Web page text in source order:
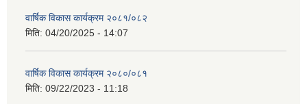
वार्षिक विकास कार्यक्रम २०८१/०८२
मिति: 04/20/2025 - 14:07
वार्षिक विकास कार्यक्रम २०८०/०८१
मिति: 09/22/2023 - 11:18